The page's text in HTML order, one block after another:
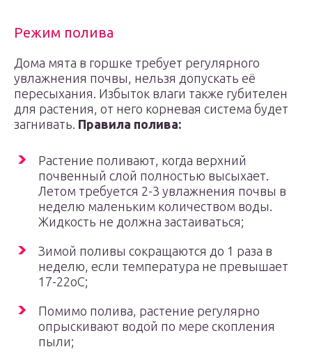
Режим полива
Дома мята в горшке требует регулярного
увлажнения почвы, нельзя допускать её
пересыхания. Избыток влаги также губителен
для растения, от него корневая система будет
загнивать. Правила полива:
Растение поливают, когда верхний
почвенный слой полностью высыхает.
Летом требуется 2-3 увлажнения почвы в
неделю маленьким количеством воды.
Жидкость не должна застаиваться;
Зимой поливы сокращаются до 1 раза в
неделю, если температура не превышает
17-22оС;
Помимо полива, растение регулярно
опрыскивают водой по мере скопления
пыли;